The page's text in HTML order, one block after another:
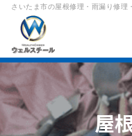
さいたま市の屋根修理・雨漏り修理
屋